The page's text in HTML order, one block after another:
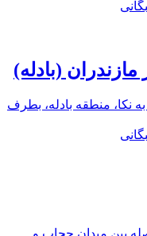
(بادله)
7 جاده ساری به نکا، منطقه بادله، بطرف
بین میدان حجاب و